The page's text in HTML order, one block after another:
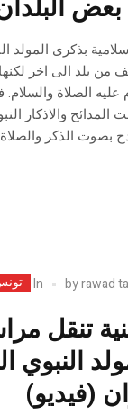
البلدان
بذكرى المولد
بلد الى اخر لكنها
الصلاة والسلام.
المدائح والاذكار
بصوت الذكر
byrawad
In
تنقل
(فيديو)